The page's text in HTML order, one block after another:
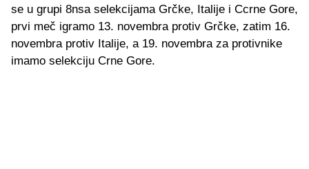
se u grupi 8nsa selekcijama Grčke, Italije i Ccrne Gore,
prvi meč igramo 13. novembra protiv Grčke, zatim 16.
novembra protiv Italije, a 19. novembra za protivnike
imamo selekciju Crne Gore.